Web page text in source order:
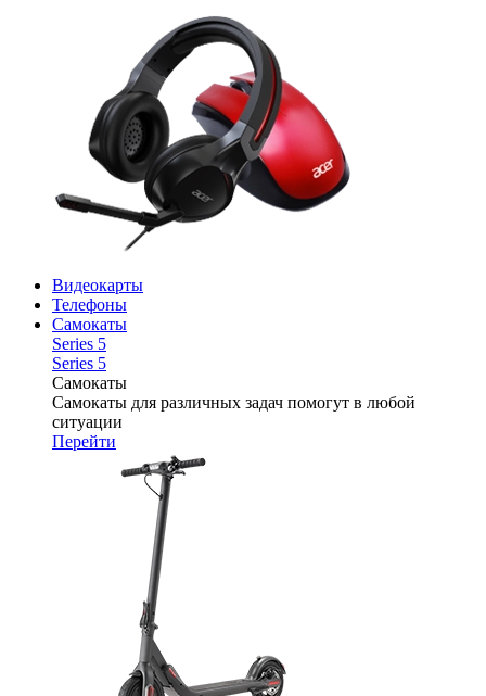
Видеокарты
Телефоны
Самокаты
Series 5
Series 5
Самокаты
Самокаты для различных задач помогут в любой
ситуации
Перейти